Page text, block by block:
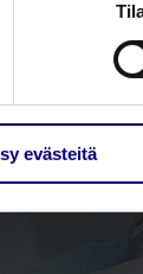
evästeitä